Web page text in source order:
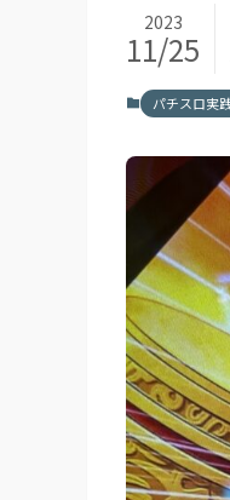
2023
11/25
パチスロ実